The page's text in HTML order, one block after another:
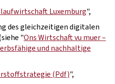
Luxemburg",
des gleichzeitigen digitalen
"Ons Wirtschaft vu muer –
und nachhaltige
(Pdf)",